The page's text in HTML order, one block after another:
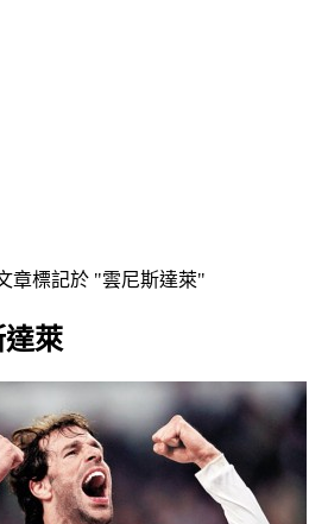
章標記於 "雲尼斯達萊"
達萊